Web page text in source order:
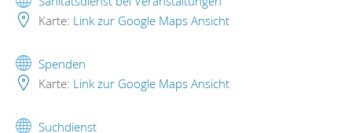
Karte: Link zur Google Maps Ansicht
Spenden
Karte: Link zur Google Maps Ansicht
Suchdienst